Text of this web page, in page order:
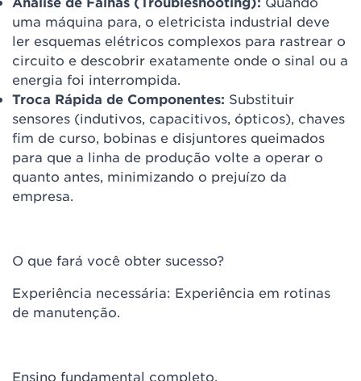
uma máquina para, o eletricista industrial deve
ler esquemas elétricos complexos para rastrear o
circuito e descobrir exatamente onde o sinal ou a
energia foi interrompida.
Troca Rápida de Componentes: Substituir
sensores (indutivos, capacitivos, ópticos), chaves
fim de curso, bobinas e disjuntores queimados
para que a linha de produção volte a operar o
quanto antes, minimizando o prejuízo da
empresa.
O que fará você obter sucesso?
Experiência necessária: Experiência em rotinas
de manutenção.
Ensino fundamental completo.